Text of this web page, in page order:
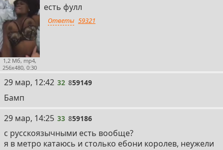
1,2 Мб, mp4,
256x480, 0:30
есть фулл
Ответы 59321
32
29 мар, 12:42 32 859149
Бамп
33
29 мар, 14:25 33 859186
с русскоязычными есть вообще?
я в метро катаюсь и столько ебони королев, неужели